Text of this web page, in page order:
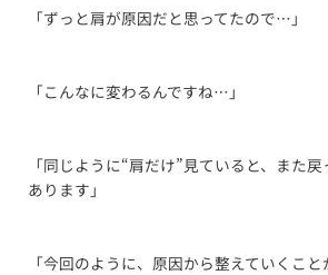
「ずっと肩が原因だと思ってたので…」
「こんなに変わるんですね…」
「同じように“肩だけ”見ていると、また
あります」
「今回のように、原因から整えていくこと